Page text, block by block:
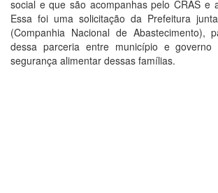
social e que são acompanhas pelo CRAS e
Essa foi uma solicitação da Prefeitura
(Companhia Nacional de Abastecimento),
dessa parceria entre município e
segurança alimentar dessas famílias.